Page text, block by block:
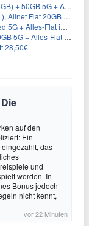
Netz für 19,99€/Monat – eff. 2,36€/Monat
für 14,99€/Monat – eff. 2,07€/Monat
29,99€/Monat – eff. 1,15€/Monat
für 34€/Monat – eff. 6,29€/Monat
28,50€
auf den
Ein
das
und
werden. In
Bonus jedoch
nicht kennt,
vor 22 Minuten